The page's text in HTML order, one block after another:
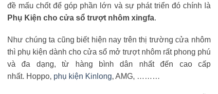
đề mấu chốt để góp phần lớn và sự phát triển đó chính là
Phụ Kiện cho cửa sổ trượt nhôm xingfa.
Như chúng ta cũng biết hiện nay trên thị trường cửa nhôm
thì phụ kiện dành cho cửa sổ mở trượt nhôm rất phong phú
và đa dạng, từ hàng bình dân nhất đến cao cấp
nhất. Hoppo, phụ kiện Kinlong, AMG, ………